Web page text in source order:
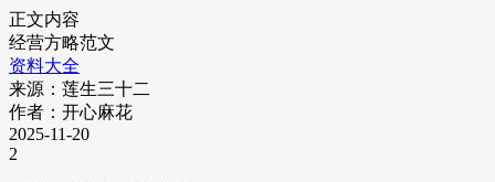
正文内容
经营方略范文
资料大全
来源：莲生三十二
作者：开心麻花
2025-11-20
2